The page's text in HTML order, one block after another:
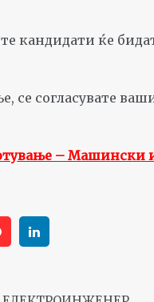
кандидати ќе
се согласувате
– Машински
Pinterest